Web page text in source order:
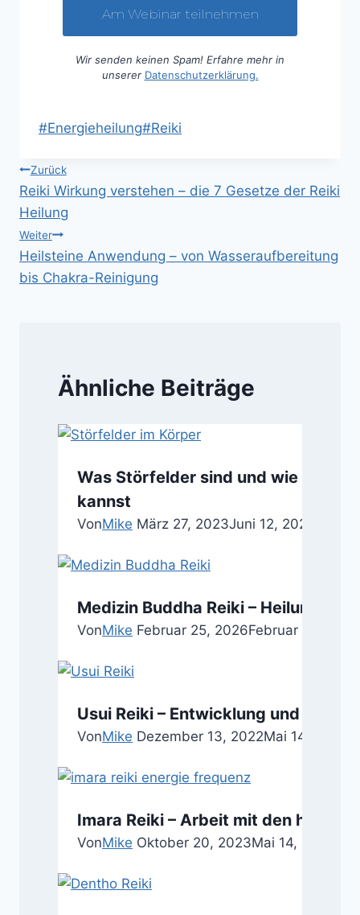
Wir senden keinen Spam! Erfahre mehr in
unserer Datenschutzerklärung.
Schlagworte:
#Energieheilung#Reiki
Beitragsnavigation
Zurück
Reiki Wirkung verstehen – die 7 Gesetze der Reiki
Heilung
Weiter
Heilsteine Anwendung – von Wasseraufbereitung
bis Chakra-Reinigung
Ähnliche Beiträge
Was Störfelder sind und wie Du
kannst
VonMike März 27, 2023Juni 12, 2023
Medizin Buddha Reiki – Heilung als
VonMike Februar 25, 2026Februar 27, 2026
Usui Reiki – Entwicklung und
VonMike Dezember 13, 2022Mai 14, 2024
Imara Reiki – Arbeit mit den
VonMike Oktober 20, 2023Mai 14, 2024